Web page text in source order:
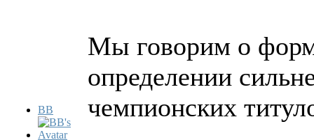
BB
Мы говорим о
определении
чемпионских